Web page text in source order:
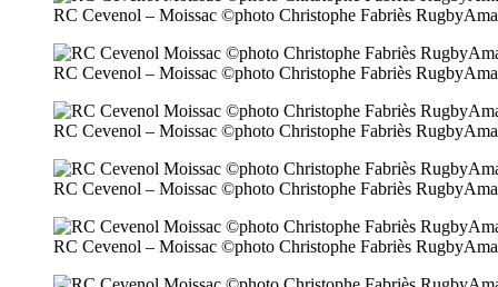
RC Cevenol – Moissac ©photo Christophe Fabriès
RC Cevenol – Moissac ©photo Christophe Fabriès
RC Cevenol – Moissac ©photo Christophe Fabriès
RC Cevenol – Moissac ©photo Christophe Fabriès
RC Cevenol – Moissac ©photo Christophe Fabriès